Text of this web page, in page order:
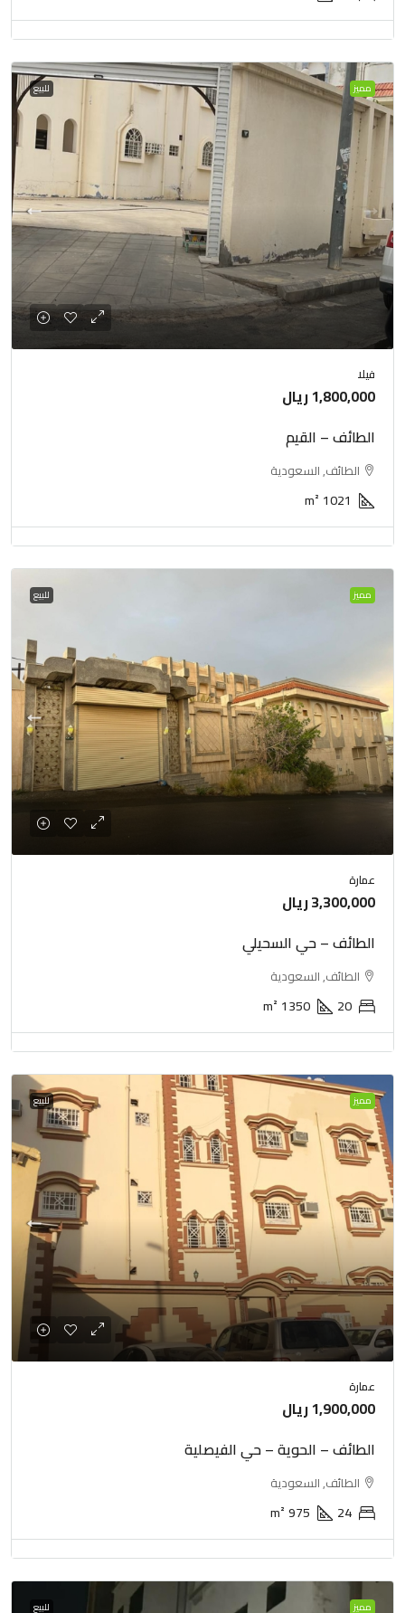
مميز للبيع
فيلا
1,800,000 ريال
الطائف – القيم
الطائف, السعودية
1021
m²
مميز للبيع
عمارة
3,300,000 ريال
الطائف – حي السحيلي
الطائف, السعودية
20
1350
m²
مميز للبيع
عمارة
1,900,000 ريال
الطائف – الحوية – حي الفيصلية
الطائف, السعودية
24
975
m²
مميز للبيع